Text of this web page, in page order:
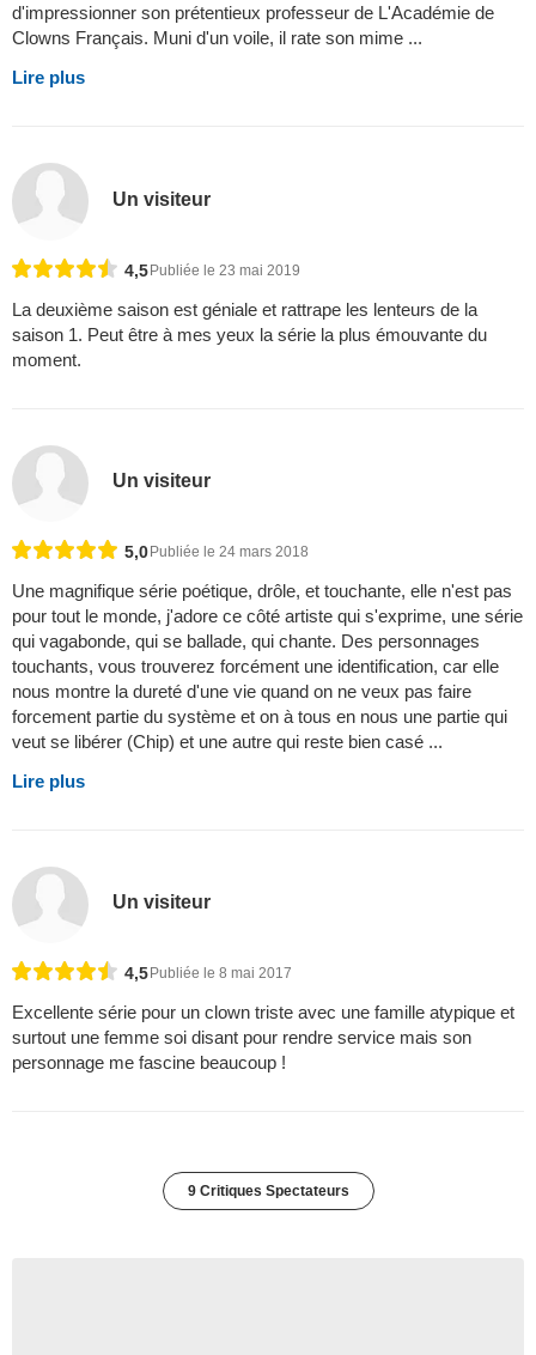
d'impressionner son prétentieux professeur de L'Académie de
Clowns Français. Muni d'un voile, il rate son mime ...
Lire plus
Un visiteur
4,5Publiée le 23 mai 2019
La deuxième saison est géniale et rattrape les lenteurs de la
saison 1. Peut être à mes yeux la série la plus émouvante du
moment.
Un visiteur
5,0Publiée le 24 mars 2018
Une magnifique série poétique, drôle, et touchante, elle n'est pas
pour tout le monde, j'adore ce côté artiste qui s'exprime, une série
qui vagabonde, qui se ballade, qui chante. Des personnages
touchants, vous trouverez forcément une identification, car elle
nous montre la dureté d'une vie quand on ne veux pas faire
forcement partie du système et on à tous en nous une partie qui
veut se libérer (Chip) et une autre qui reste bien casé ...
Lire plus
Un visiteur
4,5 Publiée le 8 mai 2017
Excellente série pour un clown triste avec une famille atypique et
surtout une femme soi disant pour rendre service mais son
personnage me fascine beaucoup !
9 Critiques Spectateurs